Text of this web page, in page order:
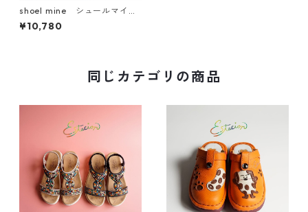
shoel mine シュールマイ
ン チェーンローファー 993
3
¥10,780
同じカテゴリの商品